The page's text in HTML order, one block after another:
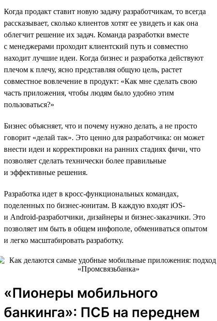
Когда продакт ставит новую задачу разработчикам, то всегда
рассказывает, сколько клиентов хотят ее увидеть и как она
облегчит решение их задач. Команда разработки вместе
с менеджерами проходит клиентский путь и совместно
находит лучшие идеи. Когда бизнес и разработка действуют
плечом к плечу, ясно представляя общую цель, растет
совместное вовлечение в продукт: «Как мне сделать свою
часть приложения, чтобы людям было удобно этим
пользоваться?»
Бизнес объясняет, что и почему нужно делать, а не просто
говорит «делай так». Это ценно для разработчика: он может
внести идеи и корректировки на ранних стадиях фичи, что
позволяет сделать технически более правильные
и эффективные решения.
Разработка идет в кросс-функциональных командах,
поделенных по бизнес-юнитам. В каждую входят iOS-
и Android-разработчики, дизайнеры и бизнес-заказчики. Это
позволяет им быть в общем инфополе, обмениваться опытом
и легко масштабировать разработку.
«Пионеры мобильного
банкинга»: ПСБ на переднем